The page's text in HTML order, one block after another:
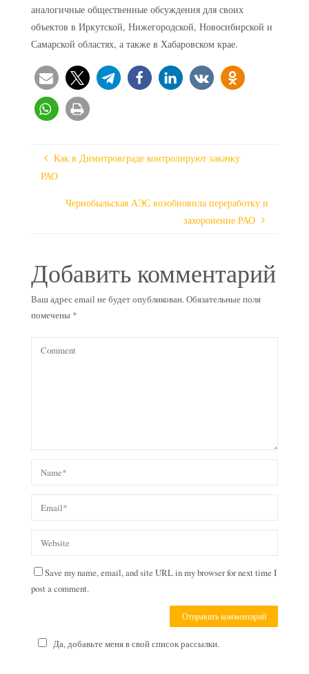
аналогичные общественные обсуждения для своих
объектов в Иркутской, Нижегородской, Новосибирской и
Самарской областях, а также в Хабаровском крае.
Как в Димитровграде контролируют закачку
РАО
Чернобыльская АЭС возобновила переработку и
захоронение РАО
Добавить комментарий
Ваш адрес email не будет опубликован.Обязательные поля
помечены *
Save my name, email, and site URL in my browser for next time I
post a comment.
Да, добавьте меня в свой список рассылки.